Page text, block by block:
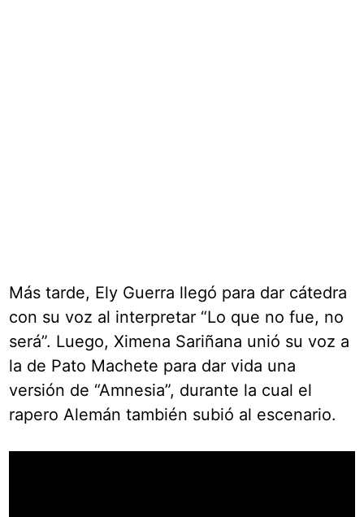
Más tarde, Ely Guerra llegó para dar cátedra
con su voz al interpretar “Lo que no fue, no
será”. Luego, Ximena Sariñana unió su voz a
la de Pato Machete para dar vida una
versión de “Amnesia”, durante la cual el
rapero Alemán también subió al escenario.